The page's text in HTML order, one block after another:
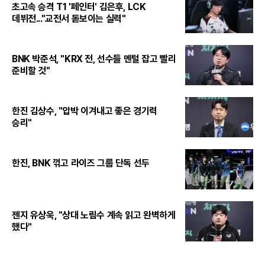
초고속 승격 T1 '페인터' 김은후, LCK
데뷔전..."교전서 돋보이는 실력"
BNK 박준석, "KRX 전, 선수들 멘털 잡고 빨리
준비할 것"
한진 김상수, "압박 이겨내고 좋은 경기력
승리"
한진, BNK 꺾고 라이즈 그룹 단독 선두
젠지 유상욱, "상대 노림수 계속 읽고 완벽하게
했다"